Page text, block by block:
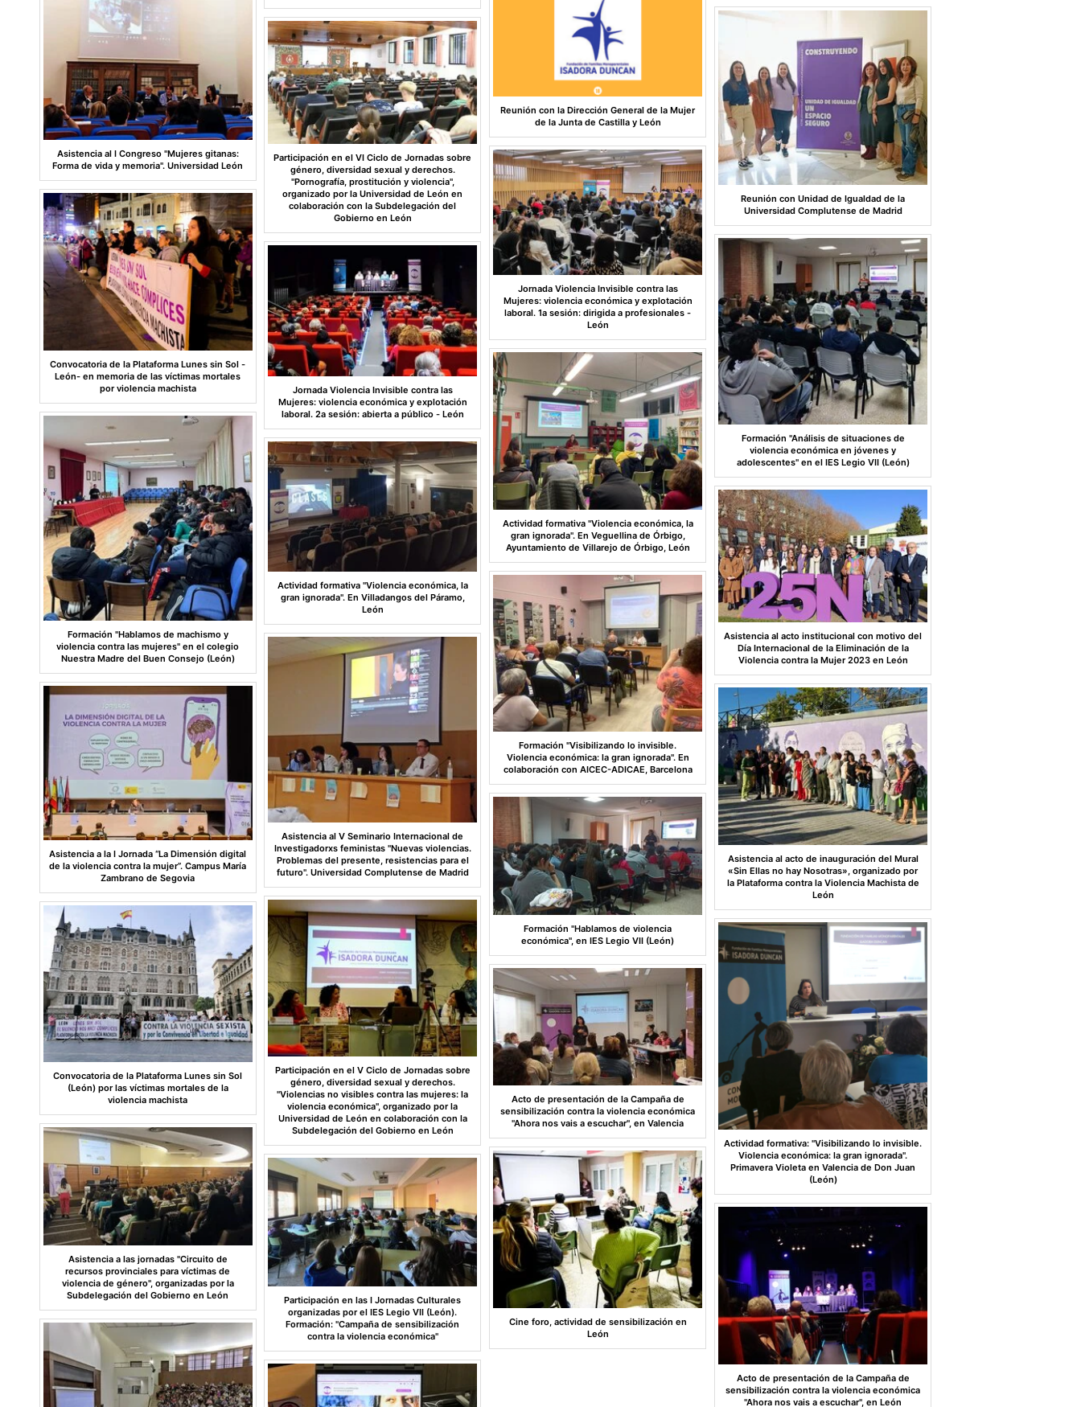
Asistencia al I Congreso "Mujeres gitanas:
Forma de vida y memoria". Universidad León
Participación en el VI Ciclo de Jornadas sobre
género, diversidad sexual y derechos.
"Pornografía, prostitución y violencia",
organizado por la Universidad de León en
colaboración con la Subdelegación del
Gobierno en León
Reunión con la Dirección General de la Mujer
de la Junta de Castilla y León
Reunión con Unidad de Igualdad de la
Universidad Complutense de Madrid
Convocatoria de la Plataforma Lunes sin Sol -
León- en memoria de las víctimas mortales
por violencia machista
Jornada Violencia Invisible contra las
Mujeres: violencia económica y explotación
laboral. 2a sesión: abierta a público - León
Jornada Violencia Invisible contra las
Mujeres: violencia económica y explotación
laboral. 1a sesión: dirigida a profesionales -
León
Formación "Análisis de situaciones de
violencia económica en jóvenes y
adolescentes" en el IES Legio VII (León)
Formación "Hablamos de machismo y
violencia contra las mujeres" en el colegio
Nuestra Madre del Buen Consejo (León)
Actividad formativa "Violencia económica, la
gran ignorada". En Villadangos del Páramo,
León
Actividad formativa "Violencia económica, la
gran ignorada". En Veguellina de Órbigo,
Ayuntamiento de Villarejo de Órbigo, León
Asistencia al acto institucional con motivo del
Día Internacional de la Eliminación de la
Violencia contra la Mujer 2023 en León
Asistencia a la I Jornada “La Dimensión digital
de la violencia contra la mujer”. Campus María
Zambrano de Segovia
Asistencia al V Seminario Internacional de
Investigadorxs feministas "Nuevas violencias.
Problemas del presente, resistencias para el
futuro". Universidad Complutense de Madrid
Formación "Visibilizando lo invisible.
Violencia económica: la gran ignorada". En
colaboración con AICEC-ADICAE, Barcelona
Asistencia al acto de inauguración del Mural
«Sin Ellas no hay Nosotras», organizado por
la Plataforma contra la Violencia Machista de
León
Convocatoria de la Plataforma Lunes sin Sol
(León) por las víctimas mortales de la
violencia machista
Participación en el V Ciclo de Jornadas sobre
género, diversidad sexual y derechos.
"Violencias no visibles contra las mujeres: la
violencia económica", organizado por la
Universidad de León en colaboración con la
Subdelegación del Gobierno en León
Formación "Hablamos de violencia
económica", en IES Legio VII (León)
Actividad formativa: "Visibilizando lo invisible.
Violencia económica: la gran ignorada".
Primavera Violeta en Valencia de Don Juan
(León)
Asistencia a las jornadas "Circuito de
recursos provinciales para víctimas de
violencia de género", organizadas por la
Subdelegación del Gobierno en León
Participación en las I Jornadas Culturales
organizadas por el IES Legio VII (León).
Formación: "Campaña de sensibilización
contra la violencia económica"
Acto de presentación de la Campaña de
sensibilización contra la violencia económica
"Ahora nos vais a escuchar", en Valencia
Acto de presentación de la Campaña de
sensibilización contra la violencia económica
"Ahora nos vais a escuchar", en León
Cine foro, actividad de sensibilización en
León